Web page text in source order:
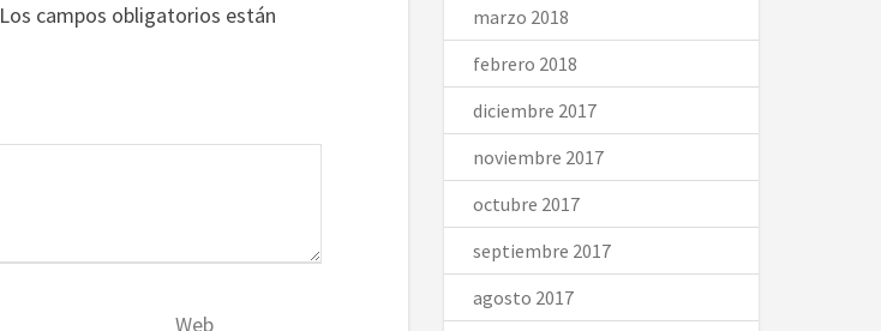
Los campos obligatorios están
Web
marzo 2018
febrero 2018
diciembre 2017
noviembre 2017
octubre 2017
septiembre 2017
agosto 2017